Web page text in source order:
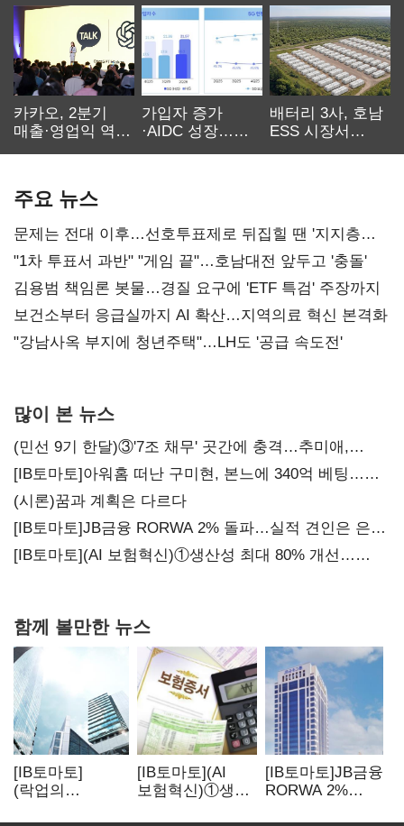
카카오, 2분기
매출·영업익 역대
가입자 증가
·AIDC 성장…
배터리 3사, 호남
ESS 시장서
주요 뉴스
문제는 전대 이후…선호투표제로 뒤집힐 땐 '지지층
불복'
"1차 투표서 과반" "게임 끝"…호남대전 앞두고 '충돌'
김용범 책임론 봇물…경질 요구에 'ETF 특검' 주장까지
보건소부터 응급실까지 AI 확산…지역의료 혁신 본격화
"강남사옥 부지에 청년주택"…LH도 '공급 속도전'
많이 본 뉴스
(민선 9기 한달)③'7조 채무' 곳간에 충격…추미애,
20년만에 '비상재정' 선언 승부수
[IB토마토]아워홈 떠난 구미현, 본느에 340억 베팅…
가족 지배체제 구축
(시론)꿈과 계획은 다르다
[IB토마토]JB금융 RORWA 2% 돌파…실적 견인은 은행
아닌 캐피탈
[IB토마토](AI 보험혁신)①생산성 최대 80% 개선…
함께 볼만한 뉴스
[IB토마토]
(락업의
[IB토마토](AI
보험혁신)①생산
[IB토마토]JB금융
RORWA 2%